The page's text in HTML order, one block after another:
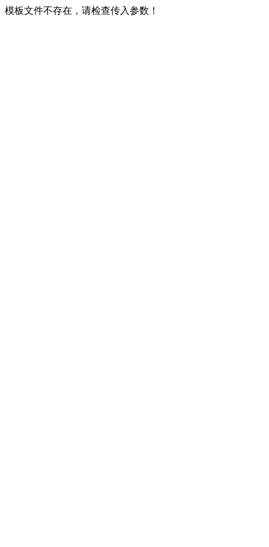
模板文件不存在，请检查传入参数！